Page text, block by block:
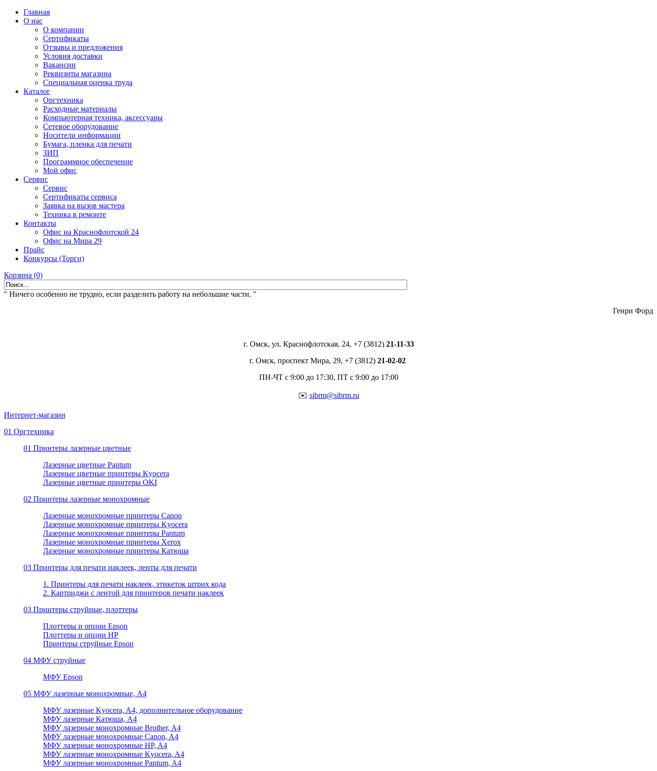
Главная
О нас
О компании
Сертификаты
Отзывы и предложения
Условия доставки
Вакансии
Реквизиты магазина
Специальная оценка труда
Каталог
Оргтехника
Расходные материалы
Компьютерная техника, аксессуары
Сетевое оборудование
Носители информации
Бумага, пленка для печати
ЗИП
Программное обеспечение
Мой офис
Сервис
Сервис
Сертификаты сервиса
Заявка на вызов мастера
Техника в ремонте
Контакты
Офис на Краснофлотской 24
Офис на Мира 29
Прайс
Конкурсы (Торги)
Корзина (0)
" Ничего особенно не трудно, если разделить работу на небольшие части. "
Генри Форд
г. Омск, ул. Краснофлотская, 24, +7 (3812) 21-11-33
г. Омск, проспект Мира, 29, +7 (3812) 21-02-02
ПН-ЧТ с 9:00 до 17:30, ПТ с 9:00 до 17:00
✉️ sibrm@sibrm.ru
Интернет-магазин
01 Оргтехника
01 Принтеры лазерные цветные
Лазерные цветные Pantum
Лазерные цветные принтеры Kyocera
Лазерные цветные принтеры OKI
02 Принтеры лазерные монохромные
Лазерные монохромные принтеры Canon
Лазерные монохромные принтеры Kyocera
Лазерные монохромные принтеры Pantum
Лазерные монохромные принтеры Xerox
Лазерные монохромные принтеры Катюша
03 Принтеры для печати наклеек, ленты для печати
1. Принтеры для печати наклеек, этикеток штрих кода
2. Картриджи с лентой для принтеров печати наклеек
03 Принтеры струйные, плоттеры
Плоттеры и опции Epson
Плоттеры и опции HP
Принтеры струйные Epson
04 МФУ струйные
МФУ Epson
05 МФУ лазерные монохромные, А4
МФУ лазерные Kyocera, A4, дополнительное оборудование
МФУ лазерные Катюша, А4
МФУ лазерные монохромные Brother, A4
МФУ лазерные монохромные Canon, A4
МФУ лазерные монохромные HP, A4
МФУ лазерные монохромные Kyocera, A4
МФУ лазерные монохромные Pantum, A4